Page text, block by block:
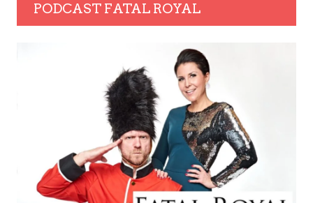
PODCAST FATAL ROYAL